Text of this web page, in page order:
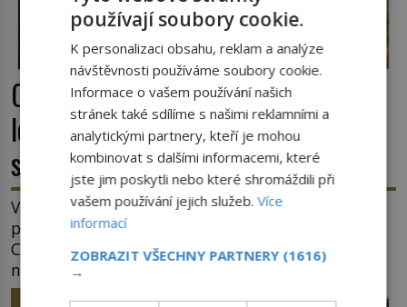
Casanova v Pobaltí: Co měl
legendární svůdník společného se
svobodnými zednáři?
V roce 1764 byste mohli na lotyšských plážích
potkat dobrodruha a sukničkáře Giacoma
Casanovu. Jeho cesta k Baltskému moři však
nebyla turistickým výletem, ale ryze pracovní
cestou se zištnými úmysly. Jaký cíl Casanova
HISTORIE
používají soubory cookie.
K personalizaci obsahu, reklam a analýze
návštěvnosti používáme soubory cookie.
Informace o vašem používání našich
stránek také sdílíme s našimi reklamními a
analytickými partnery, kteří je mohou
kombinovat s dalšími informacemi, které
jste jim poskytli nebo které shromáždili při
vašem používání jejich služeb.Více
informací
ZOBRAZIT VŠECHNY PARTNERY (1616)
→